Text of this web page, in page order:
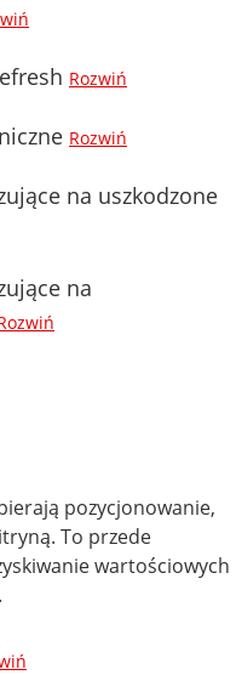
Rozwiń
Rozwiń
na uszkodzone
na
pozycjonowanie,
To przede
wartościowych